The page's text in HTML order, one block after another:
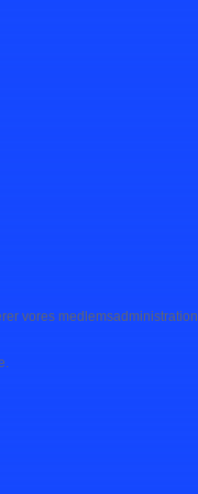
vores medlemsadministration